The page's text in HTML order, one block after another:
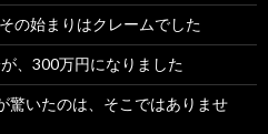
の始まりはクレームでした
、300万円になりました
驚いたのは、そこではありませ